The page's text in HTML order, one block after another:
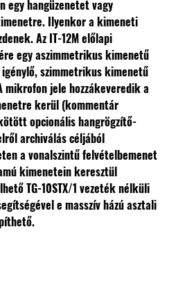
egy hangüzenetet vagy
Ilyenkor a kimeneti
Az IT-12M előlapi
egy aszimmetrikus kimenetű
szimmetrikus kimenetű
jele hozzákeveredik a
kerül (kommentár
opcionális hangrögzítő-
archiválás céljából
a vonalszintű felvételbemenet
kimenetein keresztül
TG-10STX/1 vezeték nélküli
e masszív házú asztali